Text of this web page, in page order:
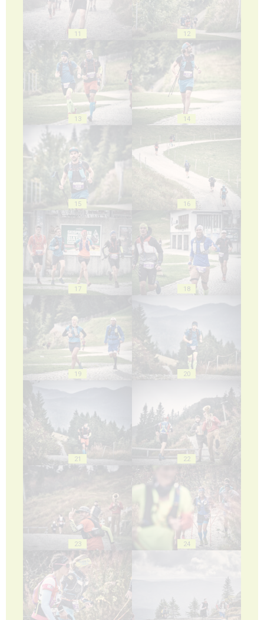
11 12
13 14
15 16
17 18
19 20
21 22
23 24